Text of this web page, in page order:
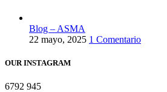
Blog – ASMA
22 mayo, 2025 1 Comentario
OUR INSTAGRAM
6792 945